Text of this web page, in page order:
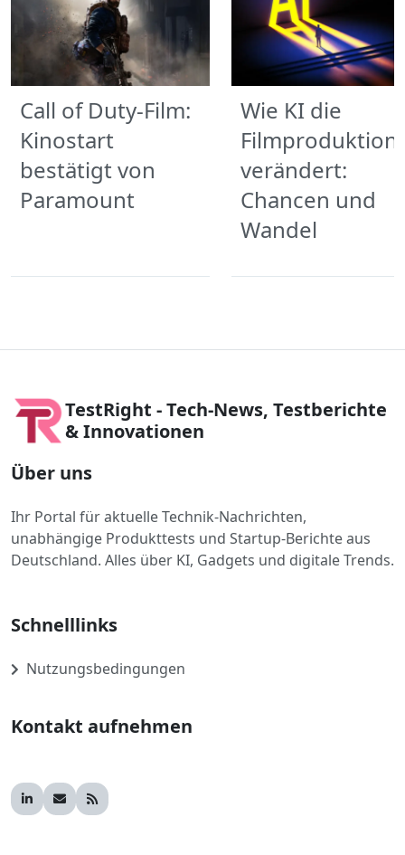
Call of Duty-Film:
Kinostart
bestätigt von
Paramount
Wie KI die
Filmproduktion
verändert:
Chancen und
Wandel
TestRight - Tech-News, Testberichte
& Innovationen
Über uns
Ihr Portal für aktuelle Technik-Nachrichten,
unabhängige Produkttests und Startup-Berichte aus
Deutschland. Alles über KI, Gadgets und digitale Trends.
Schnelllinks
Nutzungsbedingungen
Kontakt aufnehmen